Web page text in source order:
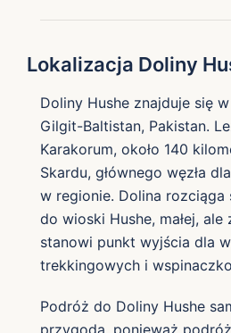
Lokalizacja Doliny
Doliny Hushe znajduje się
Gilgit-Baltistan, Pakistan.
Karakorum, około 140
Skardu, głównego węzła
w regionie. Dolina rozciąga
do wioski Hushe, małej,
stanowi punkt wyjścia dla
trekkingowych i
Podróż do Doliny Hushe
przygodą, ponieważ